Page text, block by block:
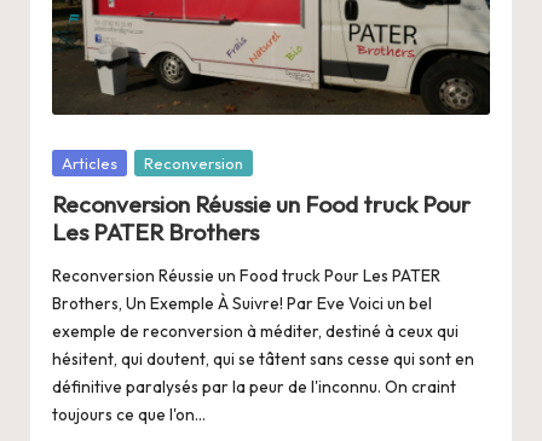
Posté
Articles Reconversion
Reconversion Réussie un Food truck Pour
Les PATER Brothers
Reconversion Réussie un Food truck Pour Les PATER
Brothers, Un Exemple À Suivre! Par Eve Voici un bel
exemple de reconversion à méditer, destiné à ceux qui
hésitent, qui doutent, qui se tâtent sans cesse qui sont en
définitive paralysés par la peur de l'inconnu. On craint
toujours ce que l'on…